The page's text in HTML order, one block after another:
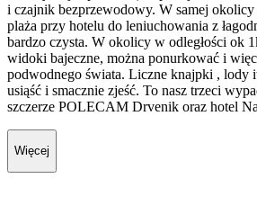
i czajnik bezprzewodowy. W samej
plaża przy hotelu do leniuchowania z
bardzo czysta. W okolicy w odległości ok
widoki bajeczne, można ponurkować i
podwodnego świata. Liczne knajpki , lody
usiąść i smacznie zjeść. To nasz trzeci
szczerze POLECAM Drvenik oraz hotel
Więcej